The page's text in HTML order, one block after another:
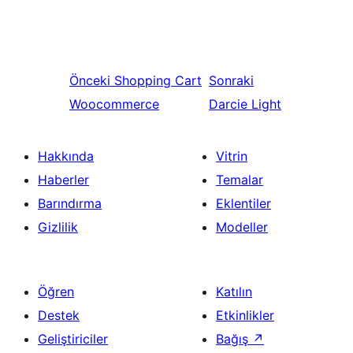
Önceki Shopping Cart
Woocommerce
Sonraki
Darcie Light
Hakkında
Haberler
Barındırma
Gizlilik
Vitrin
Temalar
Eklentiler
Modeller
Öğren
Destek
Geliştiriciler
Katılın
Etkinlikler
Bağış ↗